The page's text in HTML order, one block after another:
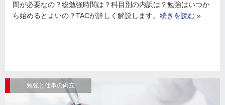
間が必要なの？総勉強時間は？科目別の内訳は？勉強はいつか
ら始めるとよいの？TACが詳しく解説します。 続きを読む »
勉強と仕事の両立